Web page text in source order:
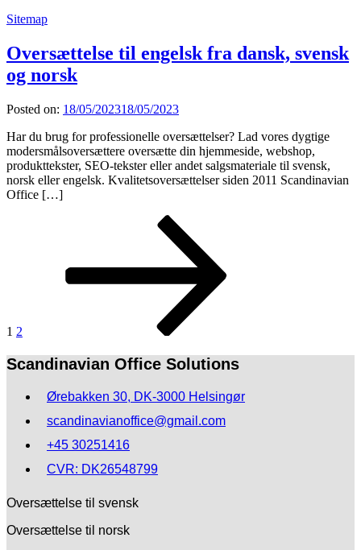
Sitemap
Oversættelse til engelsk fra dansk, svensk
og norsk
Posted on: 18/05/202318/05/2023
Har du brug for professionelle oversættelser? Lad vores dygtige
modersmålsoversættere oversætte din hjemmeside, webshop,
produkttekster, SEO-tekster eller andet salgsmateriale til svensk,
norsk eller engelsk. Kvalitetsoversættelser siden 2011 Scandinavian
Office […]
1 2
Scandinavian Office Solutions
Ørebakken 30, DK-3000 Helsingør
scandinavianoffice@gmail.com
+45 30251416
CVR: DK26548799
Oversættelse til svensk
Oversættelse til norsk